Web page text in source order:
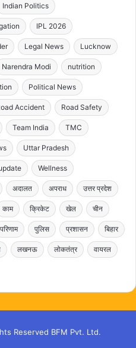
Indian Politics
IPL 2026
Legal News Lucknow
Narendra Modi nutrition
Political News
Accident Road Safety
Team India TMC
Uttar Pradesh
Wellness
अदालत अपराध उत्तर प्रदेश
काम क्रिकेट खेल चीन
परिणाम पुलिस प्रशासन बिहार
लखनऊ लोकतंत्र वायरल
Reserved BFM Pvt. Ltd.